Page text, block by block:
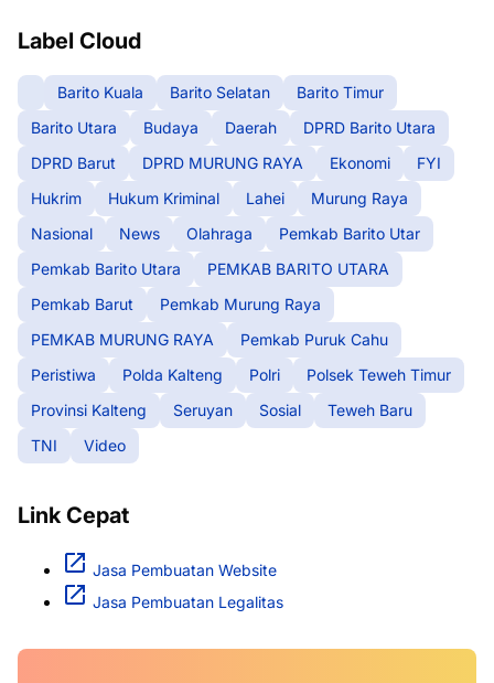
Label Cloud
Barito Kuala Barito Selatan
Barito Timur
Barito Utara
Budaya Daerah
DPRD Barito Utara
DPRD Barut
DPRD MURUNG RAYA Ekonomi
FYI
Hukrim
Hukum Kriminal Lahei
Murung Raya
Nasional
News Olahraga
Pemkab Barito Utar
Pemkab Barito Utara
PEMKAB BARITO UTARA
Pemkab Barut
Pemkab Murung Raya
PEMKAB MURUNG RAYA
Pemkab Puruk Cahu
Peristiwa
Polda Kalteng Polri
Polsek Teweh Timur
Provinsi Kalteng
Seruyan Sosial
Teweh Baru
TNI
Video
Link Cepat
Jasa Pembuatan Website
Jasa Pembuatan Legalitas